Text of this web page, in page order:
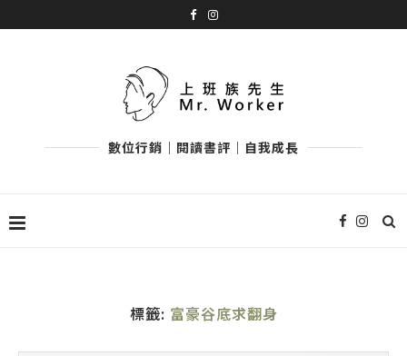
數位行銷｜閱讀書評｜自我成長
標籤: 富豪谷底求翻身